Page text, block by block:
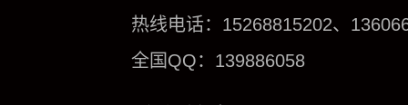
热线电话：15268815202、
全国QQ：139886058